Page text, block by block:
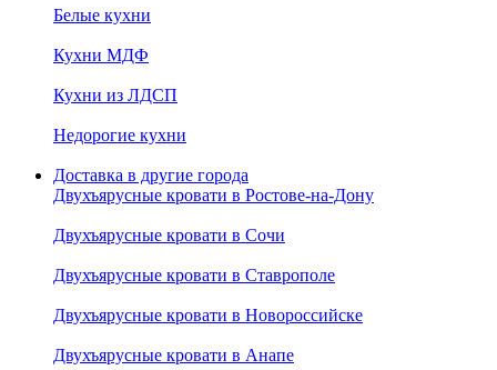
Белые кухни
Кухни МДФ
Кухни из ЛДСП
Недорогие кухни
Доставка в другие города
Двухъярусные кровати в Ростове-на-Дону
Двухъярусные кровати в Сочи
Двухъярусные кровати в Ставрополе
Двухъярусные кровати в Новороссийске
Двухъярусные кровати в Анапе